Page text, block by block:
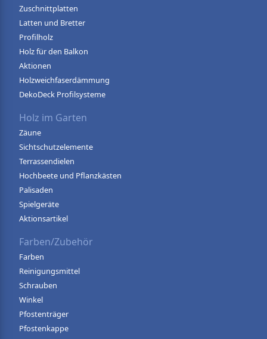
Zuschnittplatten
Latten und Bretter
Profilholz
Holz für den Balkon
Aktionen
Holzweichfaserdämmung
DekoDeck Profilsysteme
Holz im Garten
Zäune
Sichtschutzelemente
Terrassendielen
Hochbeete und Pflanzkästen
Palisaden
Spielgeräte
Aktionsartikel
Farben/Zubehör
Farben
Reinigungsmittel
Schrauben
Winkel
Pfostenträger
Pfostenkappe